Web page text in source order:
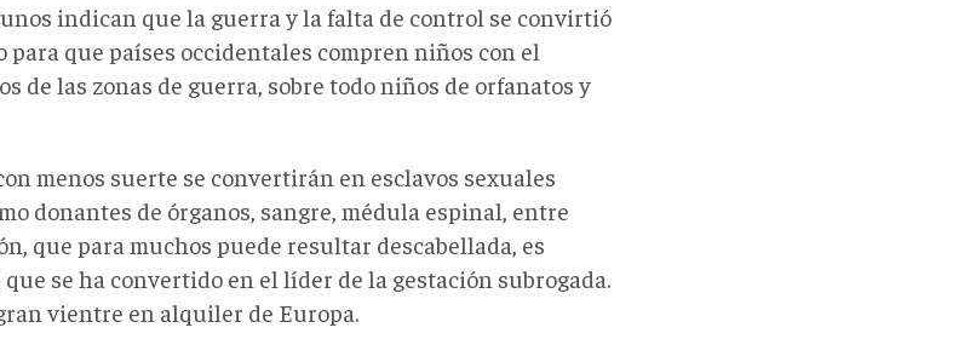
indican que la guerra y la falta de control se convirtió
para que países occidentales compren niños con el
de las zonas de guerra, sobre todo niños de orfanatos y
menos suerte se convertirán en esclavos sexuales
donantes de órganos, sangre, médula espinal, entre
que para muchos puede resultar descabellada, es
se ha convertido en el líder de la gestación subrogada.
vientre en alquiler de Europa.